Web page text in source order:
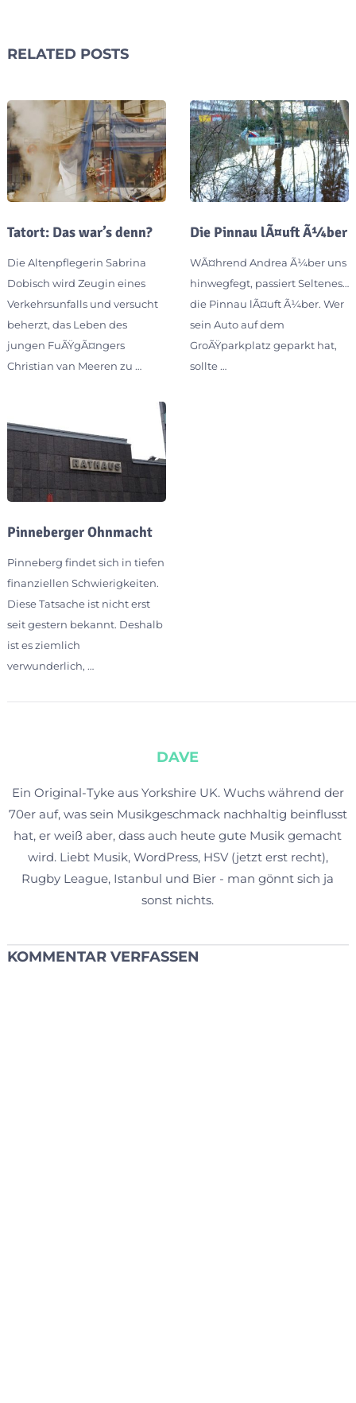
RELATED POSTS
Tatort: Das war’s denn?
Die Altenpflegerin Sabrina
Dobisch wird Zeugin eines
Verkehrsunfalls und versucht
beherzt, das Leben des
jungen FuÃŸgÃ¤ngers
Christian van Meeren zu …
Die Pinnau lÃ¤uft Ã¼ber
WÃ¤hrend Andrea Ã¼ber uns
hinwegfegt, passiert Seltenes…
die Pinnau lÃ¤uft Ã¼ber. Wer
sein Auto auf dem
GroÃŸparkplatz geparkt hat,
sollte …
Pinneberger Ohnmacht
Pinneberg findet sich in tiefen
finanziellen Schwierigkeiten.
Diese Tatsache ist nicht erst
seit gestern bekannt. Deshalb
ist es ziemlich
verwunderlich, …
DAVE
Ein Original-Tyke aus Yorkshire UK. Wuchs während der
70er auf, was sein Musikgeschmack nachhaltig beinflusst
hat, er weiß aber, dass auch heute gute Musik gemacht
wird. Liebt Musik, WordPress, HSV (jetzt erst recht),
Rugby League, Istanbul und Bier - man gönnt sich ja
sonst nichts.
KOMMENTAR VERFASSEN